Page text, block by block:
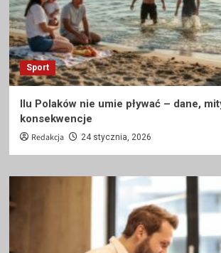
Sport
Ilu Polaków nie umie pływać – dane,
konsekwencje
Redakcja 24 stycznia, 2026